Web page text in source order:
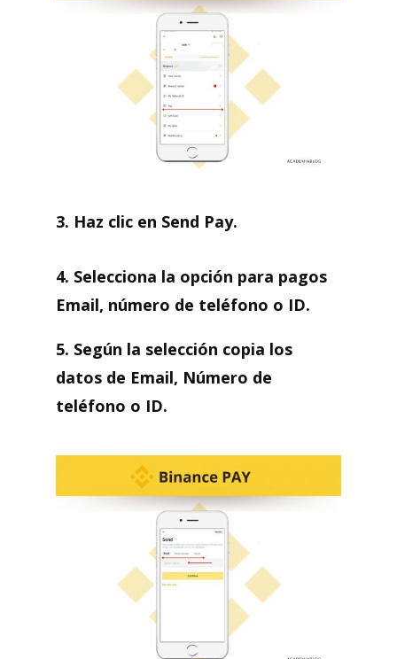
3. Haz clic en Send Pay.
4. Selecciona la opción para pagos
Email, número de teléfono o ID.
5. Según la selección copia los
datos de Email, Número de
teléfono o ID.